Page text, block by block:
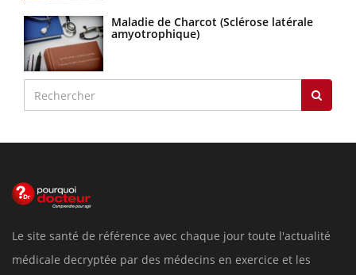
Maladie de Charcot (Sclérose latérale
amyotrophique)
Le site santé de référence avec chaque jour toute l'actualité
médicale decryptée par des médecins en exercice et les